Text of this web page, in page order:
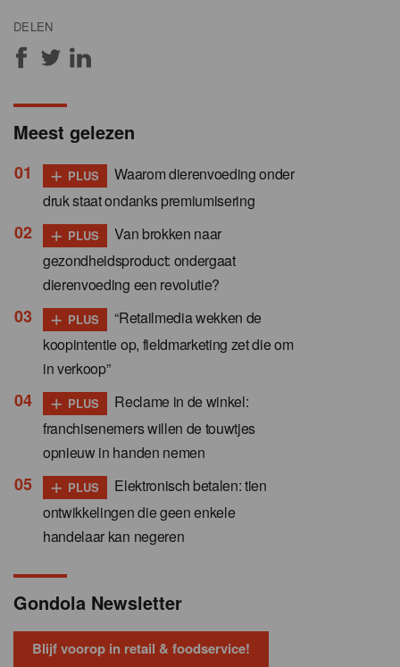
DELEN
Meest gelezen
+ PLUS
Waarom dierenvoeding onder
druk staat ondanks premiumisering
+ PLUS
Van brokken naar
gezondheidsproduct: ondergaat
dierenvoeding een revolutie?
+ PLUS
“Retailmedia wekken de
koopintentie op, fieldmarketing zet die om
in verkoop”
+ PLUS
Reclame in de winkel:
franchisenemers willen de touwtjes
opnieuw in handen nemen
+ PLUS
Elektronisch betalen: tien
ontwikkelingen die geen enkele
handelaar kan negeren
Gondola Newsletter
Blijf voorop in retail & foodservice!